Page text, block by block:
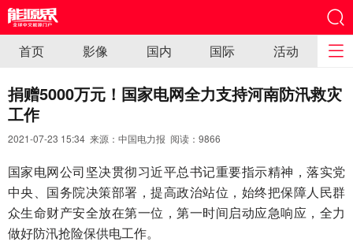
首页 影像 国内 国际 活动
捐赠5000万元！国家电网全力支持河南防汛救灾
工作
2021-07-23 15:34 来源：中国电力报 阅读： 9866
国家电网公司坚决贯彻习近平总书记重要指示精神，落实党
中央、国务院决策部署，提高政治站位，始终把保障人民群
众生命财产安全放在第一位，第一时间启动应急响应，全力
做好防汛抢险保供电工作。